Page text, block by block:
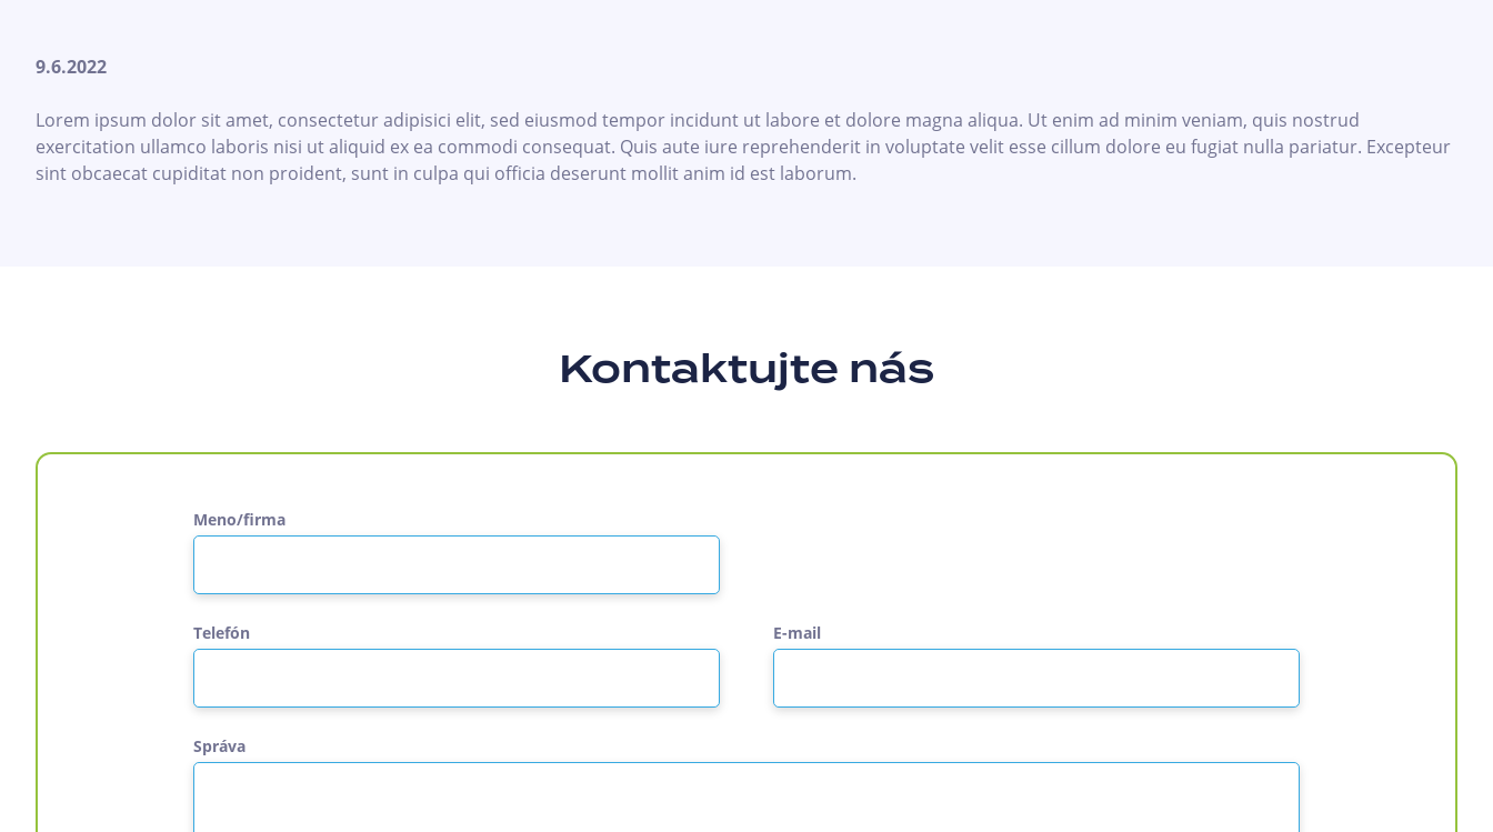
9.6.2022
Lorem ipsum dolor sit amet, consectetur adipisici elit, sed eiusmod tempor incidunt ut labore et dolore magna aliqua. Ut enim ad minim veniam, quis nostrud
exercitation ullamco laboris nisi ut aliquid ex ea commodi consequat. Quis aute iure reprehenderit in voluptate velit esse cillum dolore eu fugiat nulla pariatur. Excepteur
sint obcaecat cupiditat non proident, sunt in culpa qui officia deserunt mollit anim id est laborum.
Kontaktujte nás
Meno/firma
Telefón E-mail
Správa